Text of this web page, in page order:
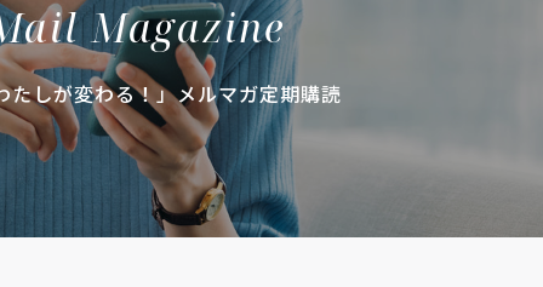
Magazine
たしが変わる！」メルマガ定期購読